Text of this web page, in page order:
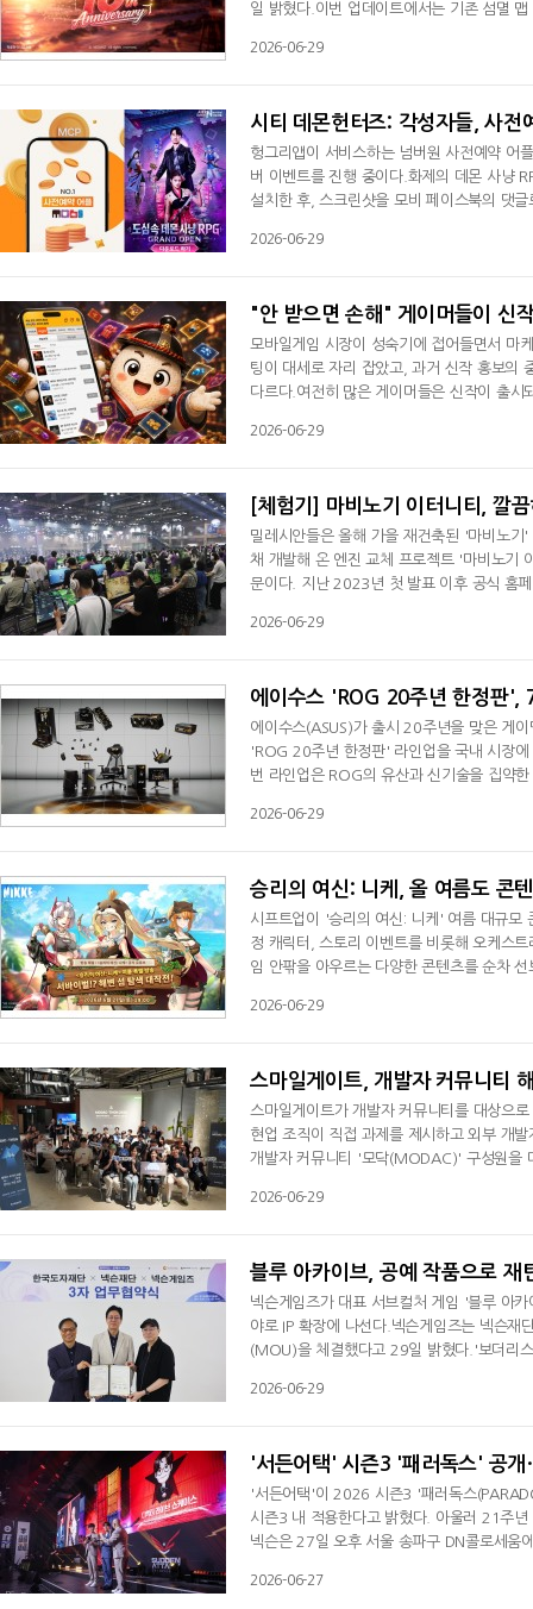
일 밝혔다.이번 업데이트에서는 기존 섬멸
수 있다. 폭파 모드 맵 로테이션도 함께 적
2026-06-29
시티 데몬헌터즈: 각성자들, 사
헝그리앱이 서비스하는 넘버원 사전예약 어
버 이벤트를 진행 중이다.화제의 데몬 사냥
설치한 후, 스크린샷을 모비 페이스북의 댓
트 참가자 전원에게 100 MCP(모비코인 포
2026-06-29
"안 받으면 손해" 게이머들이 신
모바일게임 시장이 성숙기에 접어들면서 마
팅이 대세로 자리 잡았고, 과거 신작 홍보의
다르다.여전히 많은 게이머들은 신작이 출
패턴은 꾸준히 이어지고 있다.실제로 주요
2026-06-29
[체험기] 마비노기 이터니티, 깔
밀레시안들은 올해 가을 재건축된 '마비노
채 개발해 온 엔진 교체 프로젝트 '마비노기
문이다. 지난 2023년 첫 발표 이후 공식 홈
한 '이터니티'는 익숙하면서도 새로웠다. 티
2026-06-29
에이수스 'ROG 20주년 한정판',
에이수스(ASUS)가 출시 20주년을 맞은 게
'ROG 20주년 한정판' 라인업을 국내 시장
번 라인업은 ROG의 유산과 신기술을 집약
쳐 순차 선보인다. 오는 7월3일 출시되는 1
2026-06-29
승리의 여신: 니케, 올 여름도 콘
시프트업이 '승리의 여신: 니케' 여름 대규모
정 캐릭터, 스토리 이벤트를 비롯해 오케스
임 안팎을 아우르는 다양한 콘텐츠를 순차
시스템 개선을 비롯한 업데이트 계획을 공
2026-06-29
스마일게이트, 개발자 커뮤니티
스마일게이트가 개발자 커뮤니티를 대상으
현업 조직이 직접 과제를 제시하고 외부 개
개발자 커뮤니티 '모닥(MODAC)' 구성원
강대학교 DHE 트랙 등 스마일게이트 기술
2026-06-29
블루 아카이브, 공예 작품으로
넥슨게임즈가 대표 서브컬처 게임 '블루 아
야로 IP 확장에 나선다.넥슨게임즈는 넥슨
(MOU)을 체결했다고 29일 밝혔다.'보더리
업에서는 '블루 아카이브' IP를 소재로 도자,
2026-06-29
'서든어택' 시즌3 '패러독스' 공
'서든어택'이 2026 시즌3 '패러독스
시즌3 내 적용한다고 밝혔다. 아울러 21주
넥슨은 27일 오후 서울 송파구 DN콜로세움
21주년 콘텐츠, 향후 개발 계획을 발표했다.
2026-06-27